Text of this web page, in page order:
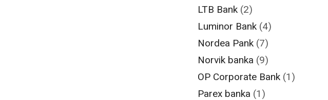
LTB Bank (2)
Luminor Bank (4)
Nordea Pank (7)
Norvik banka (9)
OP Corporate Bank (1)
Parex banka (1)